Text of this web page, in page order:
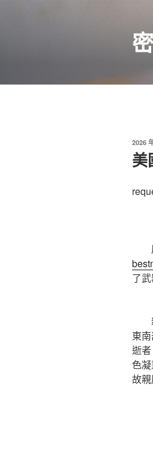
發
佈
於
2026
美
原
了
新
東
逝
色
故親